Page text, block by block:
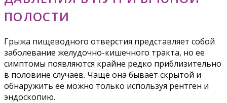
ПОЛОСТИ
Грыжа пищеводного отверстия представляет собой
заболевание желудочно-кишечного тракта, но ее
симптомы появляются крайне редко приблизительно
в половине случаев. Чаще она бывает скрытой и
обнаружить ее можно только используя рентген и
эндоскопию.